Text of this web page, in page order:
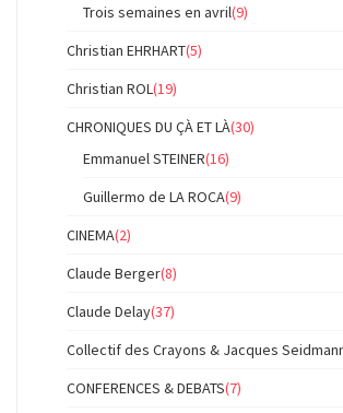
Trois semaines en avril(9)
Christian EHRHART(5)
Christian ROL(19)
CHRONIQUES DU ÇÀ ET LÀ(30)
Emmanuel STEINER(16)
Guillermo de LA ROCA(9)
CINEMA(2)
Claude Berger(8)
Claude Delay(37)
Collectif des Crayons & Jacques
CONFERENCES & DEBATS(7)